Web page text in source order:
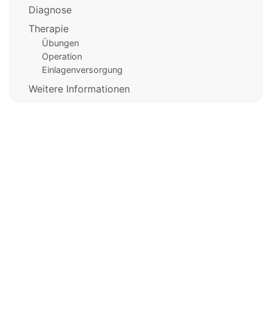
Diagnose
Therapie
Übungen
Operation
Einlagenversorgung
Weitere Informationen